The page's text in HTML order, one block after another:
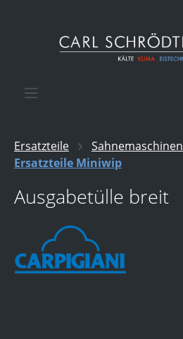
Ersatzteile
Sahnemaschinen
Ersatzteile Miniwip
Ausgabetülle breit